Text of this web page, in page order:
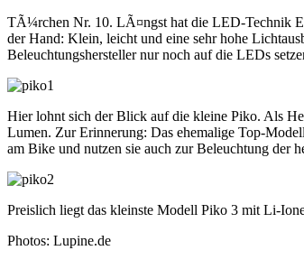
TÃ¼rchen Nr. 10. LÃ¤ngst hat die LED-Technik
der Hand: Klein, leicht und eine sehr hohe
Beleuchtungshersteller nur noch auf die LEDs
Hier lohnt sich der Blick auf die kleine Piko. Als
Lumen. Zur Erinnerung: Das ehemalige Top-
am Bike und nutzen sie auch zur Beleuchtung der
Preislich liegt das kleinste Modell Piko 3 mit Li-
Photos: Lupine.de